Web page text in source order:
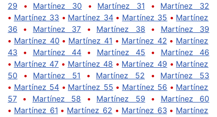
29 • Martínez 30 • Martínez 31 • Martínez 32
• Martínez 33 • Martínez 34• Martínez 35 • Martínez
36 • Martínez 37 • Martínez 38 • Martínez 39
• Martínez 40 • Martínez 41 • Martínez 42 • Martínez
43 • Martínez 44 • Martínez 45 • Martínez 46
• Martínez 47 • Martínez 48 • Martínez 49 • Martínez
50 • Martínez 51 • Martínez 52 • Martínez 53
• Martínez 54 • Martínez 55 • Martínez 56 • Martínez
57 • Martínez 58 • Martínez 59 • Martínez 60
• Martínez 61 • Martínez 62 • Martínez 63 • Martínez